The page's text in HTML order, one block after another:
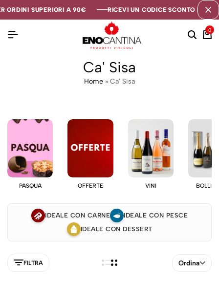
ORDINI SUPERIORI A 90€ RICEVI UN CODICE SCONTO DI 5€
ORDINI SUPERIORI A 90€ RICEVI UN CODICE SCONTO DI 5€
ORDINI SUPERIORI A 90€ RICEVI UN CODICE SCONTO DI 5€
0
Ca' Sisa
Home » Ca' Sisa
PASQUA OFFERTE VINI
IDEALE CON CARNE
IDEALE CON PESCE
IDEALE CON DESSERT
FILTRA Ordina